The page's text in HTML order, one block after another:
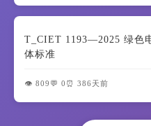
T_CIET 1193—2025 绿色
体标准
👁️ 809 💬 0 ⏰ 386天前